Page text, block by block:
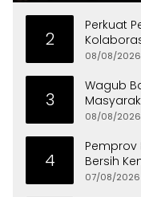
2
Perkuat
08/08/2026
3
Wagub
08/08/2026
4
Pemprov
Bersih
07/08/2026